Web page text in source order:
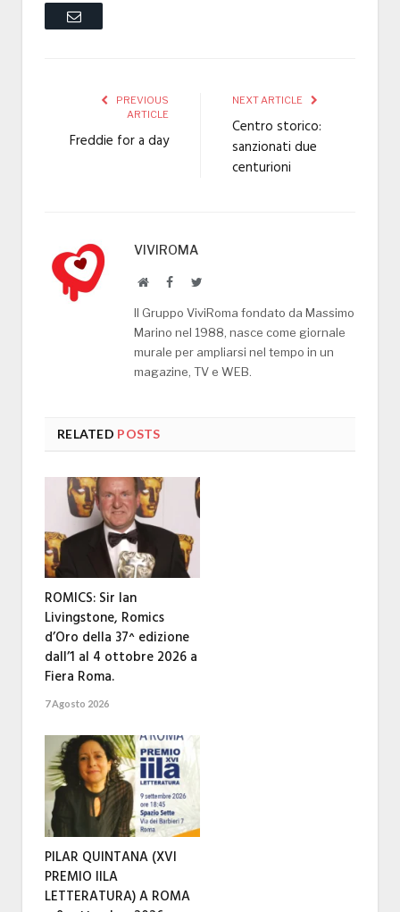
Email
PREVIOUS
ARTICLE
Freddie for a day
NEXT ARTICLE
Centro storico:
sanzionati due
centurioni
VIVIROMA
WebsiteFacebookTwitter
Il Gruppo ViviRoma fondato da Massimo
Marino nel 1988, nasce come giornale
murale per ampliarsi nel tempo in un
magazine, TV e WEB.
RELATED POSTS
ROMICS: Sir Ian
Livingstone, Romics
d’Oro della 37^ edizione
dall’1 al 4 ottobre 2026 a
Fiera Roma.
7 Agosto 2026
PILAR QUINTANA (XVI
PREMIO IILA
LETTERATURA) A ROMA